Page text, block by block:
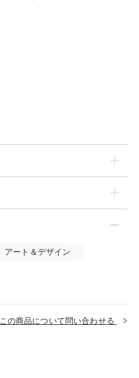
アート＆デザイン
この商品について問い合わせる